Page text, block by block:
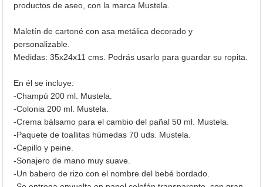
productos de aseo, con la marca Mustela.
Maletín de cartoné con asa metálica decorado y
personalizable.
Medidas: 35x24x11 cms. Podrás usarlo para guardar su ropita.
En él se incluye:
-Champú 200 ml. Mustela.
-Colonia 200 ml. Mustela.
-Crema bálsamo para el cambio del pañal 50 ml. Mustela.
-Paquete de toallitas húmedas 70 uds. Mustela.
-Cepillo y peine.
-Sonajero de mano muy suave.
-Un babero de rizo con el nombre del bebé bordado.